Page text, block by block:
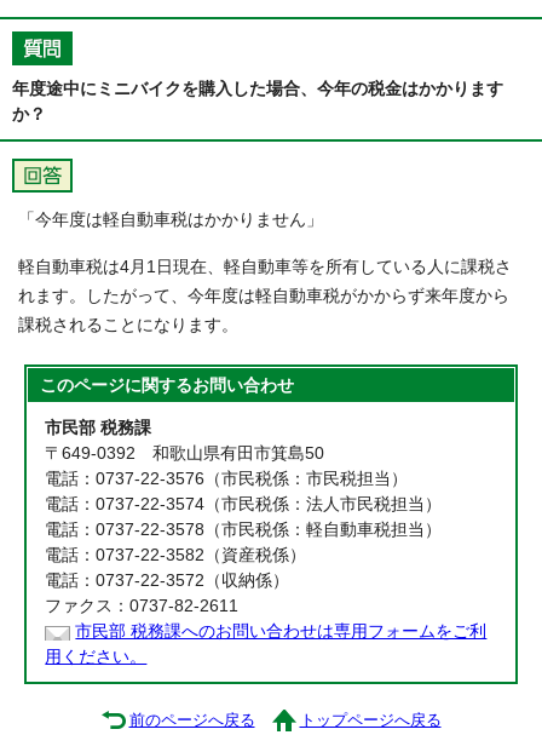
年度途中にミニバイクを購入した場合、今年の税金はかかります
か？
「今年度は軽自動車税はかかりません」
軽自動車税は4月1日現在、軽自動車等を所有している人に課税さ
れます。したがって、今年度は軽自動車税がかからず来年度から
課税されることになります。
このページに関するお問い合わせ
市民部 税務課
〒649-0392 和歌山県有田市箕島50
電話：0737-22-3576（市民税係：市民税担当）
電話：0737-22-3574（市民税係：法人市民税担当）
電話：0737-22-3578（市民税係：軽自動車税担当）
電話：0737-22-3582（資産税係）
電話：0737-22-3572（収納係）
ファクス：0737-82-2611
市民部 税務課へのお問い合わせは専用フォームをご利
用ください。
前のページへ戻る トップページへ戻る